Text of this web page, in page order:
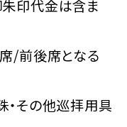
印代金は含ま
/前後席となる
その他巡拝用具